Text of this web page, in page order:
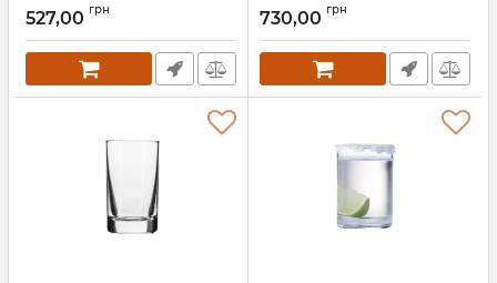
Артикул: 789262
527,00 грн
Артикул: 790053
730,00 грн